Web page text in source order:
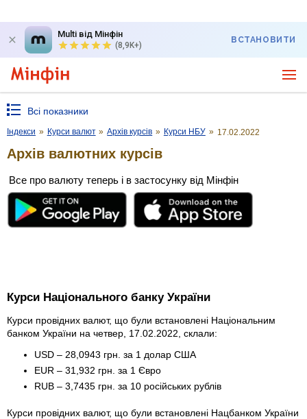
Multi від Мінфін
(8,9K+)
ВСТАНОВИТИ
Всі показники
Індекси » Курси валют » Архів курсів » Курси НБУ » 17.02.2022
Архів валютних курсів
Все про валюту теперь і в застосунку від Мінфін
Курси Національного банку України
Курси провідних валют, що були встановлені Національним
банком України на четвер, 17.02.2022, склали:
USD – 28,0943 грн. за 1 долар США
EUR – 31,932 грн. за 1 Євро
RUB – 3,7435 грн. за 10 російських рублів
Курси провідних валют, що були встановлені Нацбанком України